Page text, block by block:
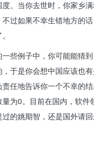
。当你去世时，你家乡
过如果不幸生错地方的话
些例子中，你可能能猜
于是你会想中国应该也
任地告诉你一个不幸的
为0。目前在国内，软件
的姚期智，还是国外请